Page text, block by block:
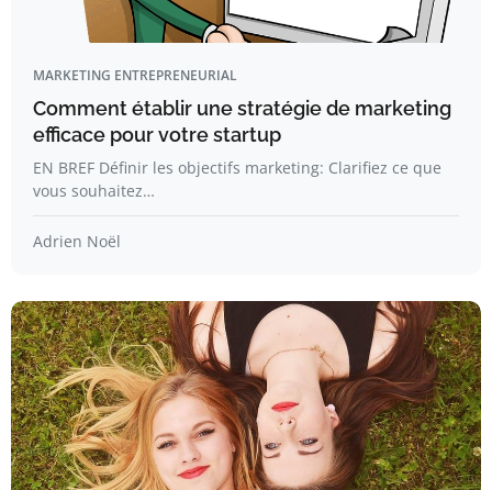
MARKETING ENTREPRENEURIAL
Comment établir une stratégie de marketing
efficace pour votre startup
EN BREF Définir les objectifs marketing: Clarifiez ce que
vous souhaitez…
Adrien Noël